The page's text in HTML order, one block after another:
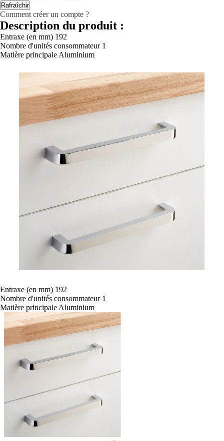
Comment créer un compte ?
Description du produit :
Entraxe (en mm) 192
Nombre d'unités consommateur 1
Matière principale Aluminium
Entraxe (en mm) 192
Nombre d'unités consommateur 1
Matière principale Aluminium